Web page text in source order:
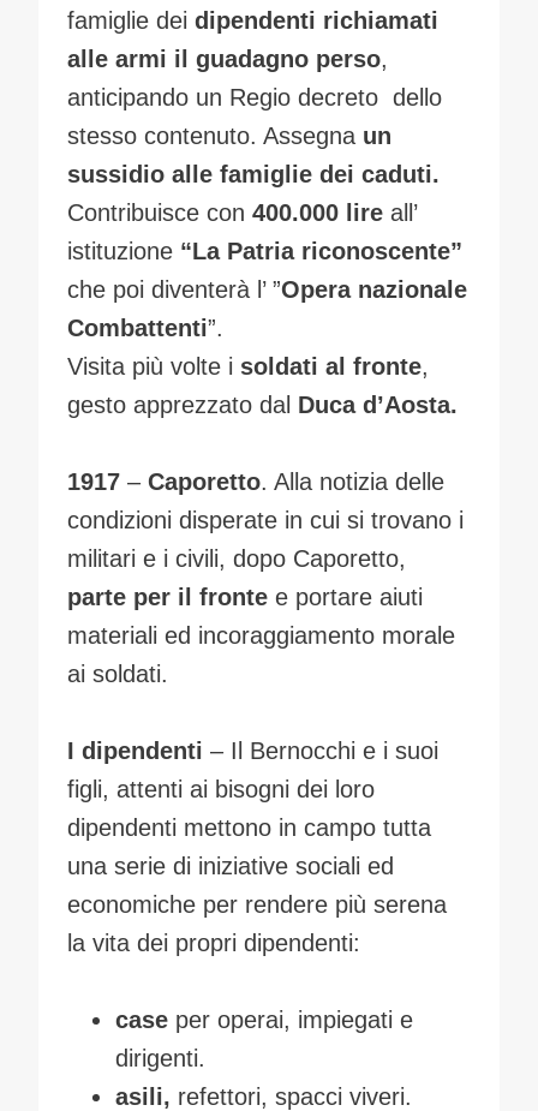
famiglie dei dipendenti richiamati
alle armi il guadagno perso,
anticipando un Regio decreto dello
stesso contenuto. Assegna un
sussidio alle famiglie dei caduti.
Contribuisce con 400.000 lire all’
istituzione “La Patria riconoscente”
che poi diventerà l’ ”Opera nazionale
Combattenti”.
Visita più volte i soldati al fronte,
gesto apprezzato dal Duca d’Aosta.
1917 – Caporetto. Alla notizia delle
condizioni disperate in cui si trovano i
militari e i civili, dopo Caporetto,
parte per il fronte e portare aiuti
materiali ed incoraggiamento morale
ai soldati.
I dipendenti – Il Bernocchi e i suoi
figli, attenti ai bisogni dei loro
dipendenti mettono in campo tutta
una serie di iniziative sociali ed
economiche per rendere più serena
la vita dei propri dipendenti:
case per operai, impiegati e
dirigenti.
asili, refettori, spacci viveri.